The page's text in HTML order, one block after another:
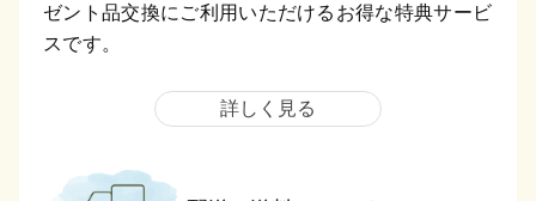
ゼント品交換にご利用いただけるお得な特典サービ
スです。
詳しく見る